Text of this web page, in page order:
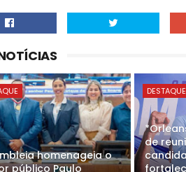
homenageia o
público Paulo
DESTAQUE
de